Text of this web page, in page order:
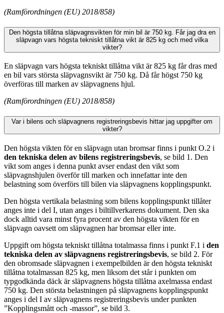
(Ramförordningen (EU) 2018/858)
Den högsta tillåtna släpvagnsvikten för min bil är 750 kg. Får jag dra en
släpvagn vars högsta tekniskt tillåtna vikt är 825 kg och med vilka
vikter?
En släpvagn vars högsta tekniskt tillåtna vikt är 825 kg får dras med
en bil vars största släpvagnsvikt är 750 kg. Då får högst 750 kg
överföras till marken av släpvagnens hjul.
(Ramförordningen (EU) 2018/858)
Var i bilens och släpvagnens registreringsbevis hittar jag uppgifter om
vikter?
Den högsta vikten för en släpvagn utan bromsar finns i punkt O.2 i
den tekniska delen av bilens registreringsbevis, se bild 1. Den
vikt som anges i denna punkt avser endast den vikt som
släpvagnshjulen överför till marken och innefattar inte den
belastning som överförs till bilen via släpvagnens kopplingspunkt.
Den högsta vertikala belastning som bilens kopplingspunkt tillåter
anges inte i del I, utan anges i biltillverkarens dokument. Den ska
dock alltid vara minst fyra procent av den högsta vikten för en
släpvagn oavsett om släpvagnen har bromsar eller inte.
Uppgift om högsta tekniskt tillåtna totalmassa finns i punkt F.1 i den
tekniska delen av släpvagnens registreringsbevis, se bild 2. För
den obromsade släpvagnen i exempelbilden är den högsta tekniskt
tillåtna totalmassan 825 kg, men liksom det står i punkten om
typgodkända däck är släpvagnens högsta tillåtna axelmassa endast
750 kg. Den största belastningen på släpvagnens kopplingspunkt
anges i del I av släpvagnens registreringsbevis under punkten
”Kopplingsmått och -massor”, se bild 3.